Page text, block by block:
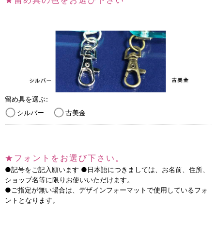
留め具を選ぶ:
シルバー
古美金
★フォントをお選び下さい。
●記号をご記入願います ●日本語につきましては、お名前、住所、
ショップ名等に限りお使いいただけます。
●ご指定が無い場合は、デザインフォーマットで使用しているフォ
ントとなります。